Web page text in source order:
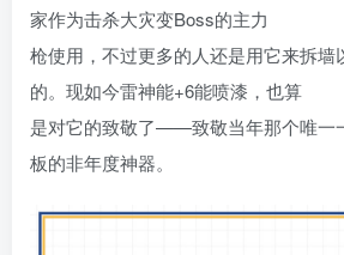
家作为击杀大灾变Boss的主力
枪使用，不过更多的人还是用它来拆墙
的。现如今雷神能+6能喷漆，也算
是对它的致敬了——致敬当年那个唯一
板的非年度神器。